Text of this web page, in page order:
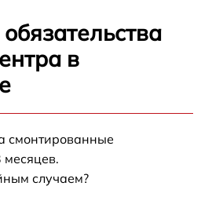
в
смонтированные
случаем?